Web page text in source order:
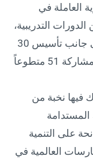
العاملة في
5000 مستفيد من الدورات التدريبية،
وتطوير 125 جمعية في البنية الرقمية، إلى جانب تأسيس 30
وحدة لتنمية الموارد في جمعيات القرى ومشاركة 51 متطوعاً
فيها نخبة من
المستدامة
على التنمية
العالمية في